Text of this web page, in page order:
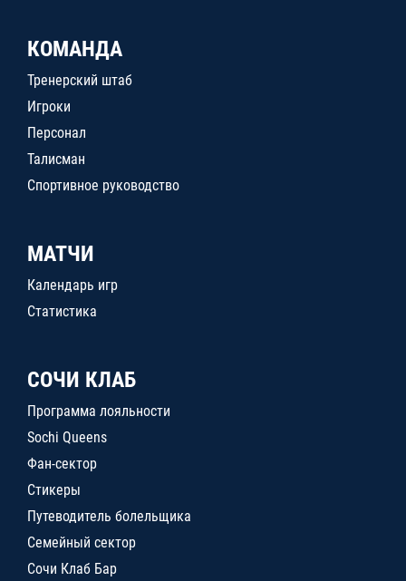
КОМАНДА
Тренерский штаб
Игроки
Персонал
Талисман
Спортивное руководство
МАТЧИ
Календарь игр
Статистика
СОЧИ КЛАБ
Программа лояльности
Sochi Queens
Фан-сектор
Стикеры
Путеводитель болельщика
Семейный сектор
Сочи Клаб Бар